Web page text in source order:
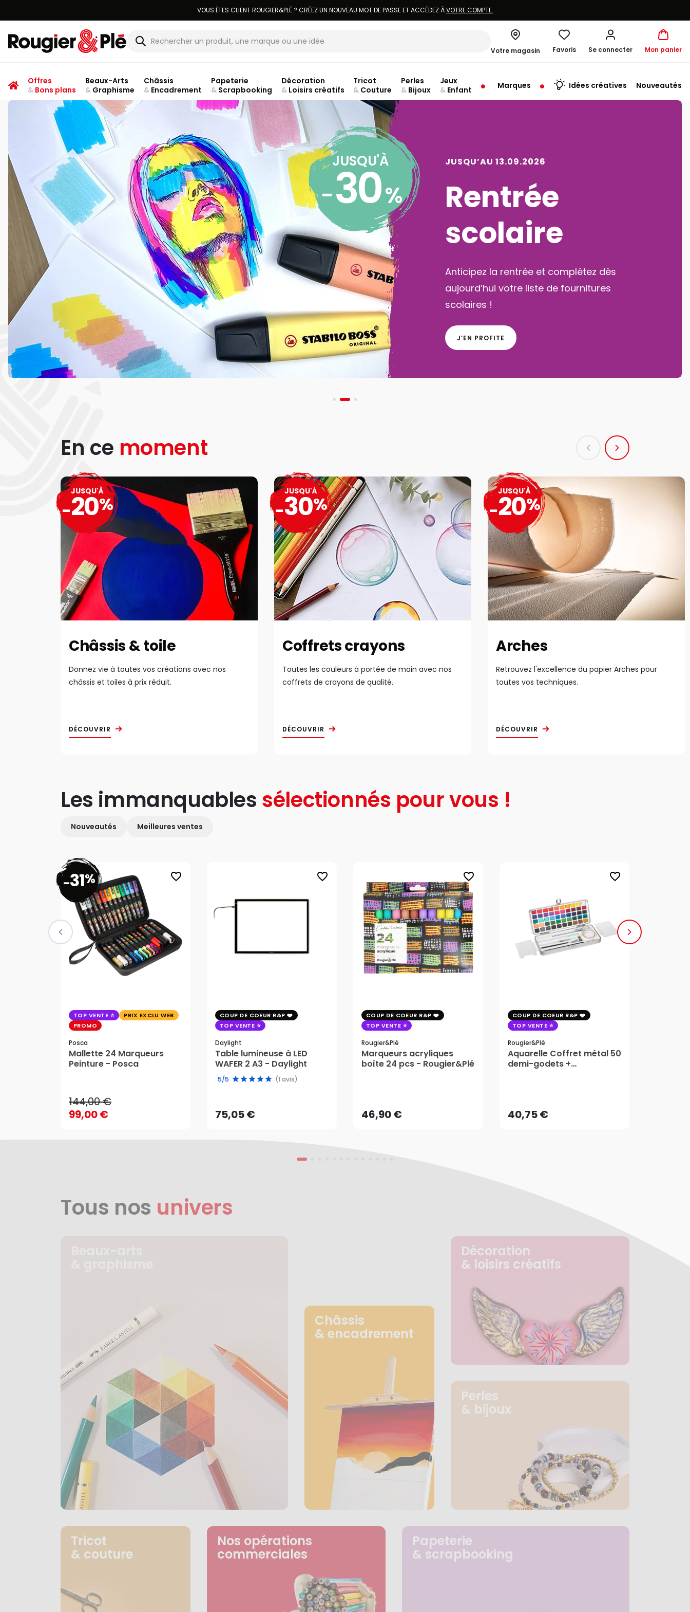
LIVRAISON À DOMICILE OFFERTE DÈS 70€.VOIR CONDITIONS
Rougier & Plé
Votre magasin
ouvert à 10:00
Favoris Se connecter Mon panier
Offres
&Bons plans
Beaux-Arts
&Graphisme
Châssis
&Encadrement
Papeterie
&Scrapbooking
Décoration
&Loisirs créatifs
Tricot
& Couture
Perles
& Bijoux
Jeux
& Enfant Marques Idées créatives Nouveautés
JUSQU'À
-30%
JUSQU’AU 09.08.2026
Vacances
créatives
Passez un été magique avec nos
activités créatives pour petits et grands !
En ce moment
Châssis & toile
Donnez vie à toutes vos créations avec nos
châssis et toiles à prix réduit.
DÉCOUVRIR
JUSQU'À
-20%
Coffrets crayons
Toutes les couleurs à portée de main avec nos
coffrets de crayons de qualité.
DÉCOUVRIR
JUSQU'À
-30%
Arches
Retrouvez l'excellence du papier Arches pour
toutes vos techniques.
DÉCOUVRIR
JUSQU'À
-20%
Les immanquables sélectionnés pour vous !
Nouveautés Meilleures ventes
favorite_border
-31%
TOP VENTE
PRIX EXCLU WEB
PROMO
Posca
Mallette 24 Marqueurs
Peinture - Posca
144,00 €
99,00 €
144,00 €
favorite_border
COUP DE COEUR R&P
TOP VENTE
Daylight
Table lumineuse à LED
WAFER 2 A3 - Daylight
5/5 (1 avis)
75,05 €
75,05 €
favorite_border
COUP DE COEUR R&P
TOP VENTE
Rougier&plé
Marqueurs acryliques
boîte 24 pcs - Rougier&Plé
46,90 €AJOUTER AU PANIER
favorite_border
COUP DE COEUR R&P
TOP VENTE
Rougier&plé
Aquarelle Coffret métal 50
demi-godets +
40,75 €AJOUTER AU PANIER
Tous nos univers
Châssis
& encadrement
Décoration
& loisirs créatifs
Perles
& bijoux
Tricot
& couture
Nos opérations
commerciales
Papeterie
& scrapbooking